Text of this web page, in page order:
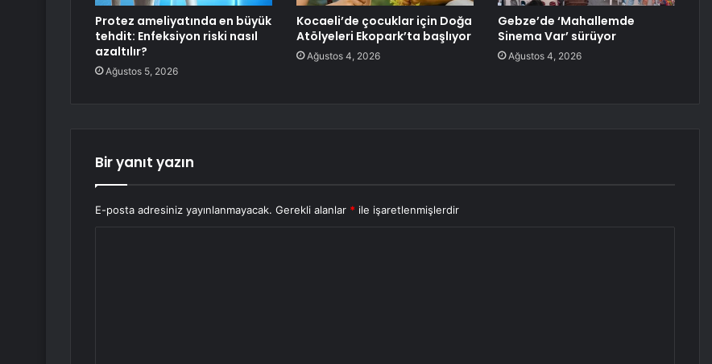
Protez ameliyatında en büyük
tehdit: Enfeksiyon riski nasıl
azaltılır?
Ağustos 5, 2026
Kocaeli’de çocuklar için Doğa
Atölyeleri Ekopark’ta başlıyor
Ağustos 4, 2026
Gebze’de ‘Mahallemde
Sinema Var’ sürüyor
Ağustos 4, 2026
Bir yanıt yazın
E-posta adresiniz yayınlanmayacak. Gerekli alanlar * ile işaretlenmişlerdir